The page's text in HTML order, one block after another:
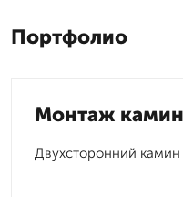
Портфолио
Монтаж
Двухсторонний